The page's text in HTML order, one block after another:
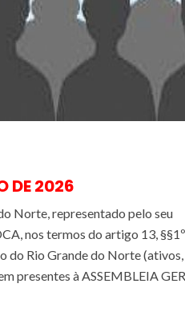
DE 2026
Norte, representado pelo seu
nos termos do artigo 13,
do Rio Grande do Norte (ativos,
presentes à ASSEMBLEIA